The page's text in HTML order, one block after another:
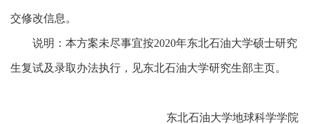
交修改信息。
说明：本方案未尽事宜按2020年东北石油大学硕士研究
生复试及录取办法执行，见东北石油大学研究生部主页。
东北石油大学地球科学学院